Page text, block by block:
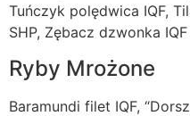
Tuńczyk polędwica IQF,
SHP, Zębacz dzwonka IQF
Ryby Mrożone
Baramundi filet IQF,